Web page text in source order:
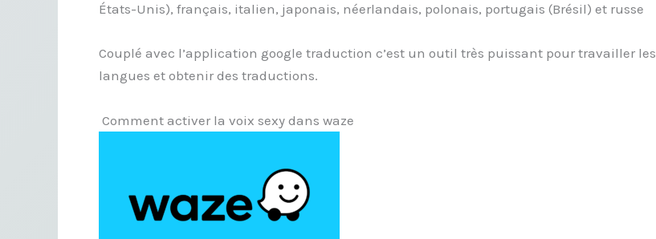
États-Unis), français, italien, japonais, néerlandais, polonais, portugais (Brésil) et russe
Couplé avec l’application google traduction c’est un outil très puissant pour travailler les
langues et obtenir des traductions.
Comment activer la voix sexy dans waze